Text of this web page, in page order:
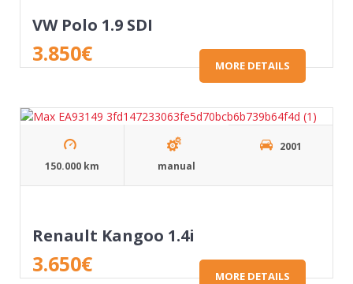
VW Polo 1.9 SDI
3.850€ MORE DETAILS
150.000 km manual
2001
Renault Kangoo 1.4i
3.650€ MORE DETAILS